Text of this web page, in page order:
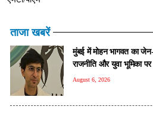
ताजा खबरें
मुंबई में मोहन भागवत का
राजनीति और युवा भूमिका
August 6, 2026